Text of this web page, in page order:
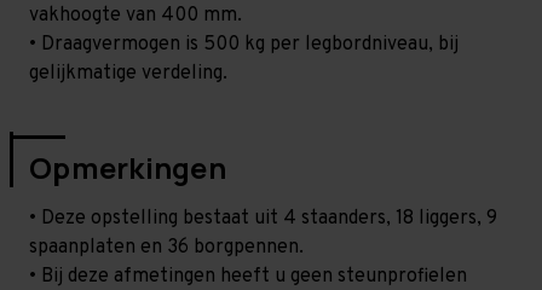
vakhoogte van 400 mm.
• Draagvermogen is 500 kg per legbordniveau, bij
gelijkmatige verdeling.
Opmerkingen
• Deze opstelling bestaat uit 4 staanders, 18 liggers, 9
spaanplaten en 36 borgpennen.
• Bij deze afmetingen heeft u geen steunprofielen